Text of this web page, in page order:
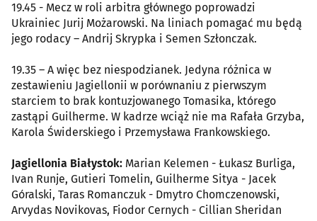
19.45 - Mecz w roli arbitra głównego poprowadzi
Ukrainiec Jurij Możarowski. Na liniach pomagać mu będą
jego rodacy – Andrij Skrypka i Semen Szłonczak.
19.35 – A więc bez niespodzianek. Jedyna różnica w
zestawieniu Jagiellonii w porównaniu z pierwszym
starciem to brak kontuzjowanego Tomasika, którego
zastąpi Guilherme. W kadrze wciąż nie ma Rafała Grzyba,
Karola Świderskiego i Przemysława Frankowskiego.
Jagiellonia Białystok: Marian Kelemen - Łukasz Burliga,
Ivan Runje, Gutieri Tomelin, Guilherme Sitya - Jacek
Góralski, Taras Romanczuk - Dmytro Chomczenowski,
Arvydas Novikovas, Fiodor Cernych - Cillian Sheridan